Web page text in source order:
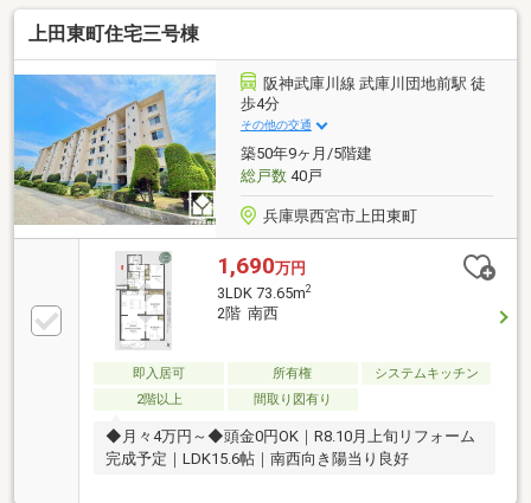
テムキッチン交換・給湯器交換・LDK、南側洋室エア
コン新設済・WIC新設 etc.～周辺施設
～●甲陽園小学校 …約２００ｍ
●ファミリーマート 甲陽園駅前店 …約７６ｍ●阪急
オアシス 甲陽園店 …約１７０ｍ●いかり
アンカーレット 甲陽園 …約８２ｍ
上田東町住宅三号棟
阪神武庫川線 武庫川団地前駅 徒
歩4分
その他の交通
築50年9ヶ月/5階建
総戸数40戸
兵庫県西宮市上田東町
1,690万円
3LDK 73.65m2
2階 南西
即入居可 所有権
システムキッチン
2階以上
間取り図有り
◆月々4万円～◆頭金0円OK｜R8.10月上旬リフォーム
完成予定｜LDK15.6帖｜南西向き陽当り良好